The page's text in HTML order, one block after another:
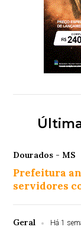
Dourados - MS
Prefeitura
servidores
Geral Há 1